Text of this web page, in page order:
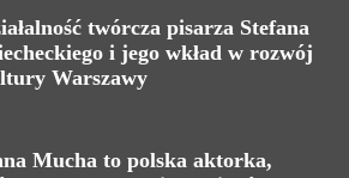
twórcza pisarza Stefana
i jego wkład w rozwój
Warszawy
Mucha to polska aktorka,